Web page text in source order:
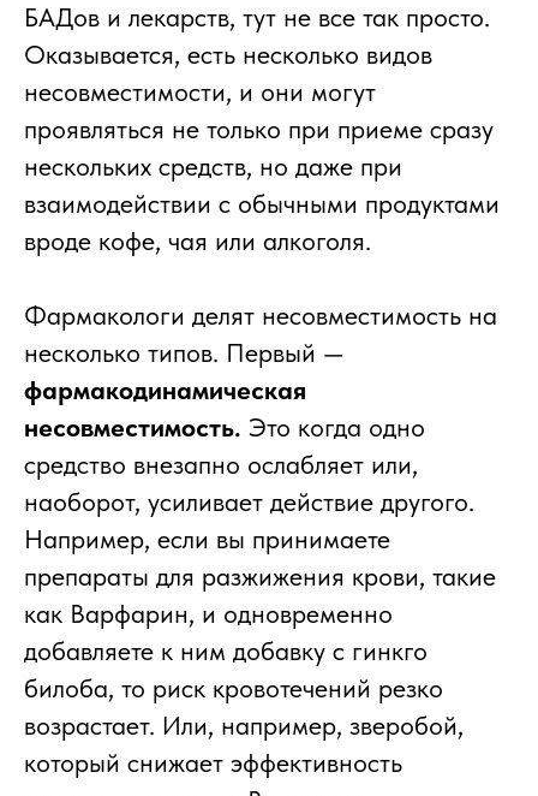
БАДов и лекарств, тут не все так просто.
Оказывается, есть несколько видов
несовместимости, и они могут
проявляться не только при приеме сразу
нескольких средств, но даже при
взаимодействии с обычными продуктами
вроде кофе, чая или алкоголя.
Фармакологи делят несовместимость на
несколько типов. Первый —
фармакодинамическая
несовместимость. Это когда одно
средство внезапно ослабляет или,
наоборот, усиливает действие другого.
Например, если вы принимаете
препараты для разжижения крови, такие
как Варфарин, и одновременно
добавляете к ним добавку с гинкго
билоба, то риск кровотечений резко
возрастает. Или, например, зверобой,
который снижает эффективность